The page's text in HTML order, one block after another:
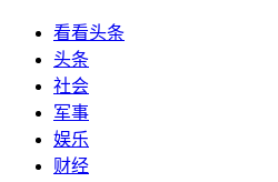
看看头条
头条
社会
军事
娱乐
财经